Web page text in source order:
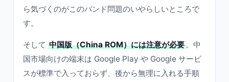
ら気づくのがこのバンド問題のいやらしいところで
す。
そして 中国版（China ROM）には注意が必要。中
国市場向けの端末は Google Play や Google サービ
スが標準で入っておらず、後から無理に入れる手順